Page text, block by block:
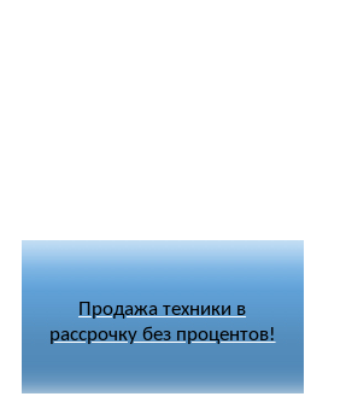
Продажа техники в
рассрочку без процентов!